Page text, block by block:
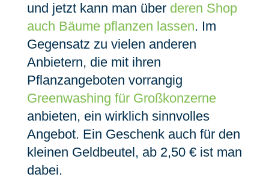
und jetzt kann man über deren Shop
auch Bäume pflanzen lassen. Im
Gegensatz zu vielen anderen
Anbietern, die mit ihren
Pflanzangeboten vorrangig
Greenwashing für Großkonzerne
anbieten, ein wirklich sinnvolles
Angebot. Ein Geschenk auch für den
kleinen Geldbeutel, ab 2,50 € ist man
dabei.